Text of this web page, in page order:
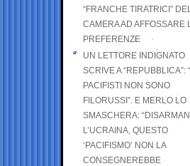
“FRANCHE TIRATRICI”
CAMERA AD AFFOSSARE
PREFERENZE
UN LETTORE INDIGNATO
SCRIVE A “REPUBBLICA”: “I
PACIFISTI NON SONO
FILORUSSI”. E MERLO LO
SMASCHERA:
L’UCRAINA, QUESTO
‘PACIFISMO’ NON LA
CONSEGNEREBBE